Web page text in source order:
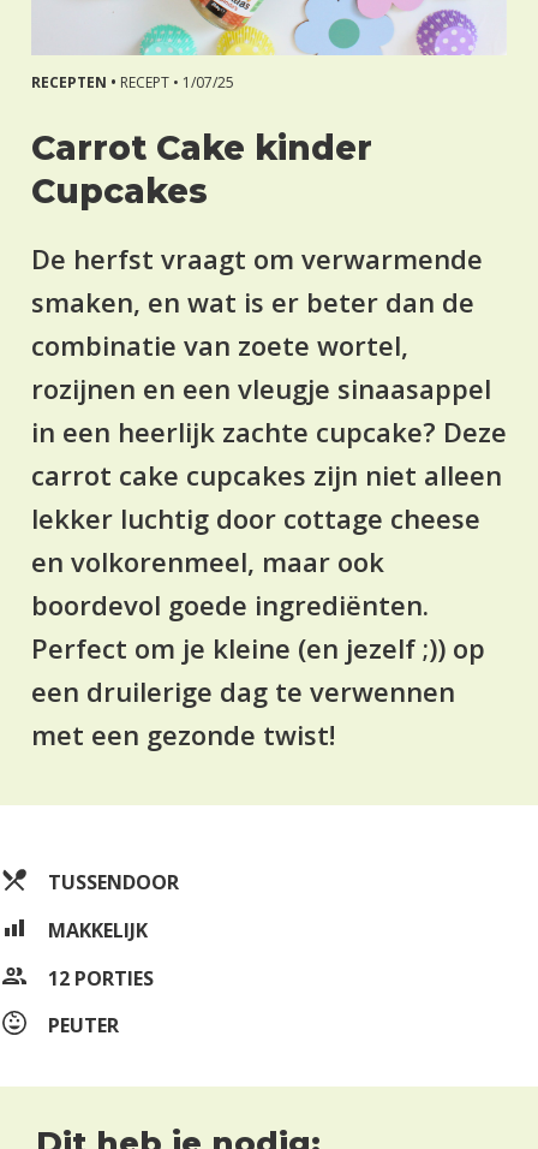
RECEPTEN • RECEPT • 1/07/25
Carrot Cake kinder
Cupcakes
De herfst vraagt om verwarmende
smaken, en wat is er beter dan de
combinatie van zoete wortel,
rozijnen en een vleugje sinaasappel
in een heerlijk zachte cupcake? Deze
carrot cake cupcakes zijn niet alleen
lekker luchtig door cottage cheese
en volkorenmeel, maar ook
boordevol goede ingrediënten.
Perfect om je kleine (en jezelf ;)) op
een druilerige dag te verwennen
met een gezonde twist!
TUSSENDOOR
MAKKELIJK
12 PORTIES
PEUTER